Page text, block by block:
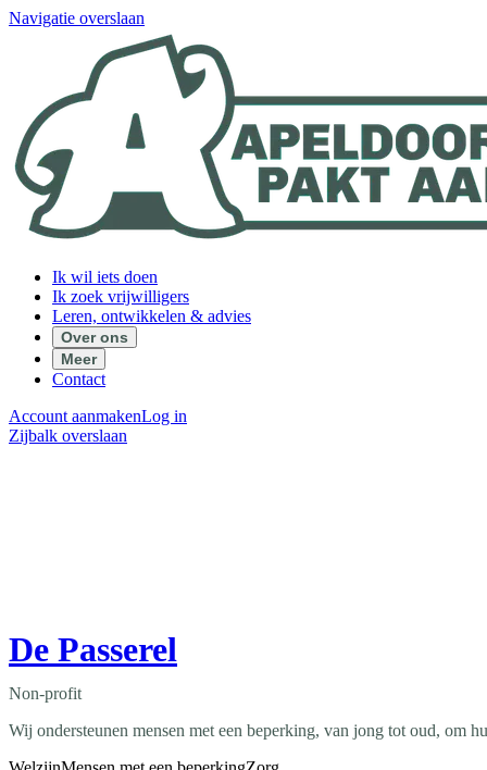
Navigatie overslaan
Ik wil iets doen
Ik zoek vrijwilligers
Leren, ontwikkelen & advies
Over ons
Meer
Contact
Account aanmakenLog in
Zijbalk overslaan
De Passerel
Non-profit
Wij ondersteunen mensen met een beperking, van jong tot oud, om